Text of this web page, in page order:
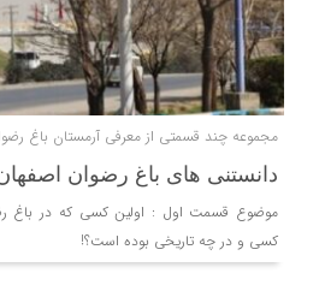
مجموعه چند قسمتی از معرفی آرمستان باغ
دانستنی های باغ رضوان
موضوع قسمت اول : اولین کسی که در باغ
کسی و در چه تاریخی بوده است؟!